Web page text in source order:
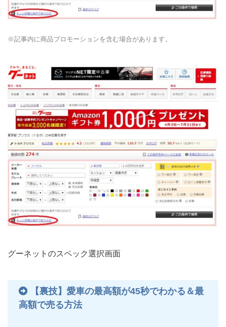
※記事内に商品プロモーションを含む場合があります。
グーネットのスペック選択画面
【裏技】愛車の最高額が45秒でわかる＆最
高額で売る方法